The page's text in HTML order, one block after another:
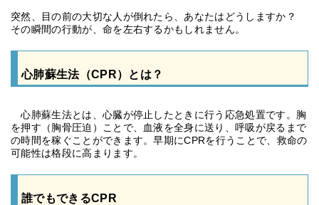
突然、目の前の大切な人が倒れたら、あなたはどうしますか？
その瞬間の行動が、命を左右するかもしれません。
心肺蘇生法（CPR）とは？
心肺蘇生法とは、心臓が停止したときに行う応急処置です。胸
を押す（胸骨圧迫）ことで、血液を全身に送り、呼吸が戻るまで
の時間を稼ぐことができます。早期にCPRを行うことで、救命の
可能性は格段に高まります。
誰でもできるCPR